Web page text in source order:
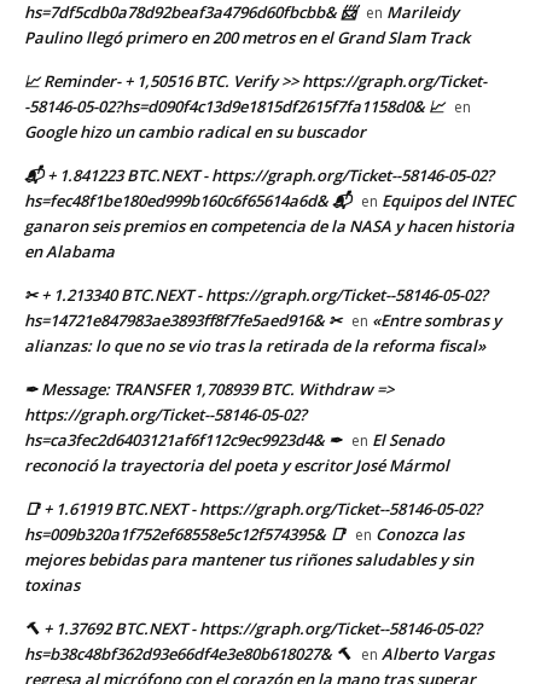
hs=7df5cdb0a78d92beaf3a4796d60fbcbb& 📨 en Marileidy
Paulino llegó primero en 200 metros en el Grand Slam Track
📈 Reminder- + 1,50516 BTC. Verify >> https://graph.org/Ticket-
-58146-05-02?hs=d090f4c13d9e1815df2615f7fa1158d0& 📈 en
Google hizo un cambio radical en su buscador
📬 + 1.841223 BTC.NEXT - https://graph.org/Ticket--58146-05-02?
hs=fec48f1be180ed999b160c6f65614a6d& 📬 en Equipos del INTEC
ganaron seis premios en competencia de la NASA y hacen historia
en Alabama
✂ + 1.213340 BTC.NEXT - https://graph.org/Ticket--58146-05-02?
hs=14721e847983ae3893ff8f7fe5aed916& ✂ en «Entre sombras y
alianzas: lo que no se vio tras la retirada de la reforma fiscal»
✒ Message: TRANSFER 1,708939 BTC. Withdraw =>
https://graph.org/Ticket--58146-05-02?
hs=ca3fec2d6403121af6f112c9ec9923d4& ✒ en El Senado
reconoció la trayectoria del poeta y escritor José Mármol
📑 + 1.61919 BTC.NEXT - https://graph.org/Ticket--58146-05-02?
hs=009b320a1f752ef68558e5c12f574395& 📑 en Conozca las
mejores bebidas para mantener tus riñones saludables y sin
toxinas
🔨 + 1.37692 BTC.NEXT - https://graph.org/Ticket--58146-05-02?
hs=b38c48bf362d93e66df4e3e80b618027& 🔨 en Alberto Vargas
regresa al micrófono con el corazón en la mano tras superar